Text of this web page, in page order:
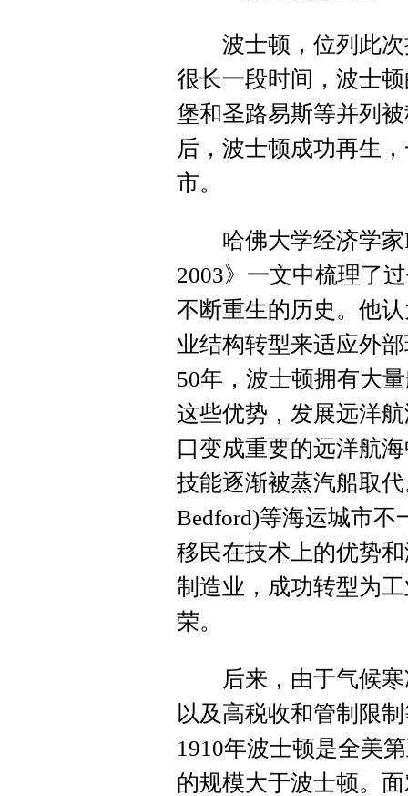
波士顿，位列此次
很长一段时间，波士
堡和圣路易斯等并列
后，波士顿成功再生
市。
哈佛大学经济学家
2003》一文中梳理了
不断重生的历史。他
业结构转型来适应外
50年，波士顿拥有大
这些优势，发展远洋
口变成重要的远洋航
技能逐渐被蒸汽船取
Bedford)等海运城市
移民在技术上的优势
制造业，成功转型为
荣。
后来，由于气候寒
以及高税收和管制限
1910年波士顿是全美
的规模大于波士顿。